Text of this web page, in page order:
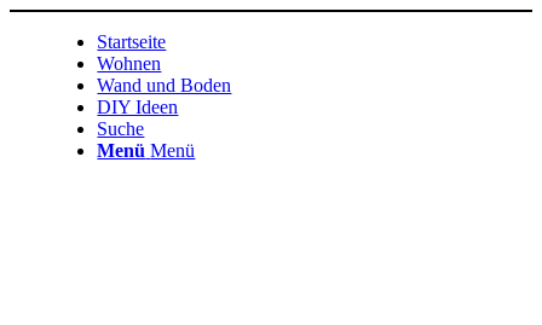
Startseite
Wohnen
Wand und Boden
DIY Ideen
Suche
Menü Menü